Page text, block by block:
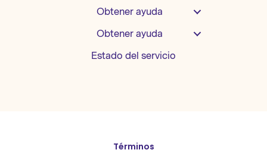
Obtener ayuda
Obtener ayuda
Estado del servicio
Términos
English